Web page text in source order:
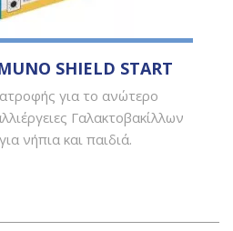
SHIELD START
για το ανώτερο
Γαλακτοβακίλλων
νήπια και παιδιά.